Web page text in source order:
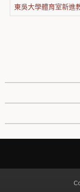
東吳大學體育室新進